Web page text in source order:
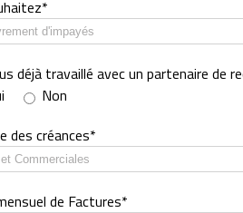
déjà travaillé avec un partenaire de
Non
des créances*
de Factures*